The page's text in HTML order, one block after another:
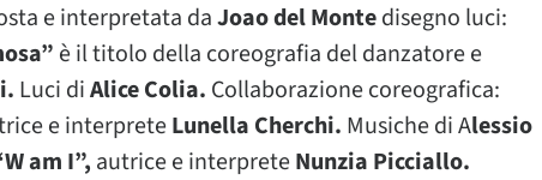
e interpretata daJoao del Montedisegno luci:
è il titolo della coreografia del danzatore e
Luci diAlice Colia. Collaborazione coreografica:
e interpreteLunella Cherchi. Musiche di Alessio
am I”, autrice e interpreteNunzia Picciallo.